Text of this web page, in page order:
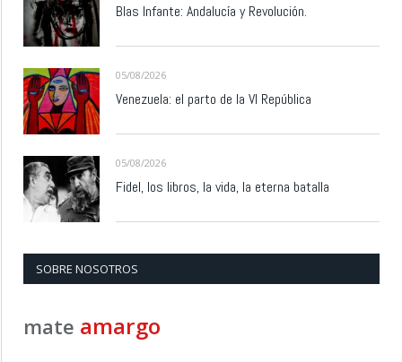
Blas Infante: Andalucía y Revolución.
05/08/2026
Venezuela: el parto de la VI República
05/08/2026
Fidel, los libros, la vida, la eterna batalla
SOBRE NOSOTROS
mate amargo